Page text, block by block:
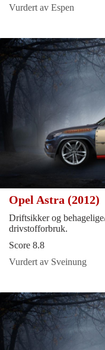
Vurdert av Espen
Opel Astra (2012)
Driftsikker og
drivstofforbruk.
Score 8.8
Vurdert av Sveinung